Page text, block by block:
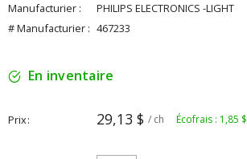
Manufacturier :
PHILIPS ELECTRONICS -LIGHT
# Manufacturier : 467233
En inventaire
Prix 29,13 $ / ch Écofrais : 1,85 $